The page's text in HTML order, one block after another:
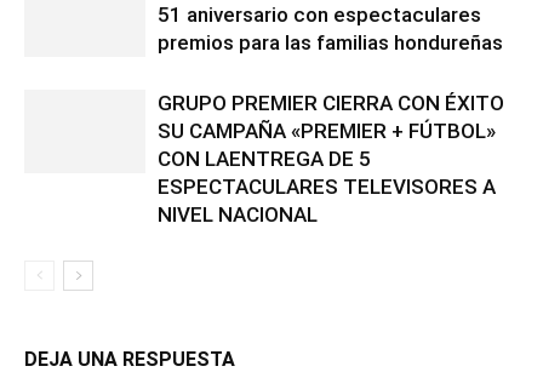
51 aniversario con espectaculares
premios para las familias hondureñas
GRUPO PREMIER CIERRA CON ÉXITO
SU CAMPAÑA «PREMIER + FÚTBOL»
CON LAENTREGA DE 5
ESPECTACULARES TELEVISORES A
NIVEL NACIONAL
DEJA UNA RESPUESTA